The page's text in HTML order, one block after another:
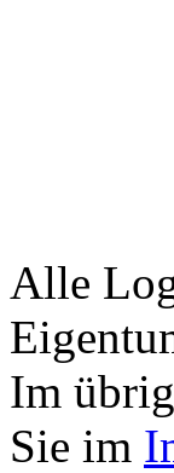
Alle
Im
Sie im